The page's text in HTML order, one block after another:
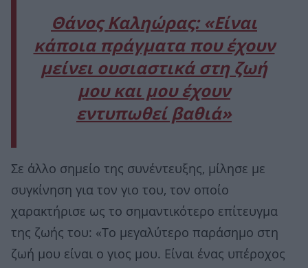
Θάνος Καληώρας: «Είναι
κάποια πράγματα που έχουν
μείνει ουσιαστικά στη ζωή
μου και μου έχουν
εντυπωθεί βαθιά»
Σε άλλο σημείο της συνέντευξης, μίλησε με
συγκίνηση για τον γιο του, τον οποίο
χαρακτήρισε ως το σημαντικότερο επίτευγμα
της ζωής του: «Το μεγαλύτερο παράσημο στη
ζωή μου είναι ο γιος μου. Είναι ένας υπέροχος